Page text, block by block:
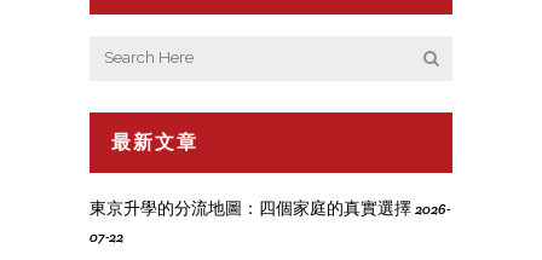
最新文章
東京升學的分流地圖：四個家庭的真實選擇 2026-
07-22